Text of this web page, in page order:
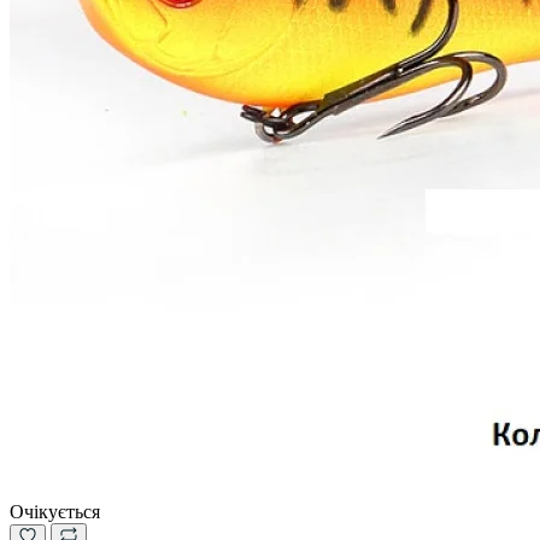
Очікується